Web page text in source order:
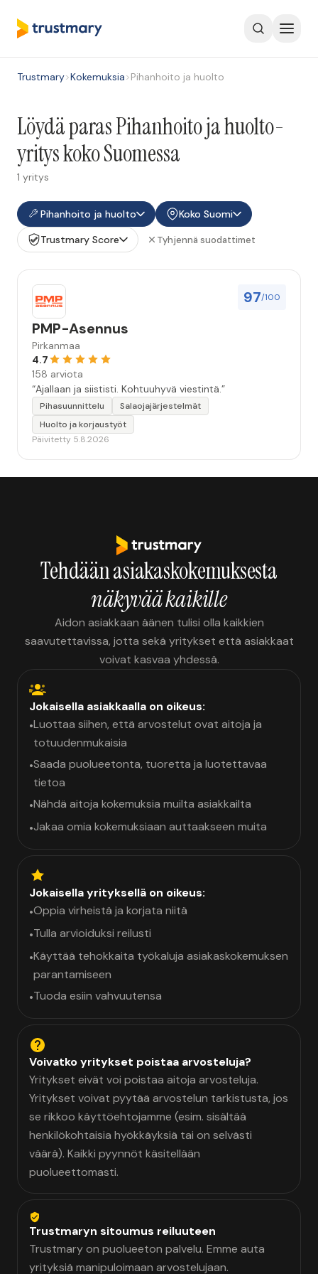
Trustmary>Kokemuksia>Pihanhoito ja huolto
Löydä paras Pihanhoito ja huolto-
yritys koko Suomessa
1 yritys
Pihanhoito ja huolto
Koko Suomi
Trustmary Score
Tyhjennä suodattimet
97/100
PMP-Asennus
Pirkanmaa
4.7
158 arviota
“Ajallaan ja siististi. Kohtuuhyvä viestintä.”
Pihasuunnittelu
Salaojajärjestelmät
Huolto ja korjaustyöt
Päivitetty 5.8.2026
Tehdään asiakaskokemuksesta
näkyvää kaikille
Aidon asiakkaan äänen tulisi olla kaikkien
saavutettavissa, jotta sekä yritykset että asiakkaat
voivat kasvaa yhdessä.
Jokaisella asiakkaalla on oikeus:
•Luottaa siihen, että arvostelut ovat aitoja ja
totuudenmukaisia
•Saada puolueetonta, tuoretta ja luotettavaa
tietoa
•Nähdä aitoja kokemuksia muilta asiakkailta
•Jakaa omia kokemuksiaan auttaakseen muita
Jokaisella yrityksellä on oikeus:
•Oppia virheistä ja korjata niitä
•Tulla arvioiduksi reilusti
•Käyttää tehokkaita työkaluja asiakaskokemuksen
parantamiseen
•Tuoda esiin vahvuutensa
Voivatko yritykset poistaa arvosteluja?
Yritykset eivät voi poistaa aitoja arvosteluja.
Yritykset voivat pyytää arvostelun tarkistusta, jos
se rikkoo käyttöehtojamme (esim. sisältää
henkilökohtaisia hyökkäyksiä tai on selvästi
väärä). Kaikki pyynnöt käsitellään
puolueettomasti.
Trustmaryn sitoumus reiluuteen
Trustmary on puolueeton palvelu. Emme auta
yrityksiä manipuloimaan arvostelujaan.